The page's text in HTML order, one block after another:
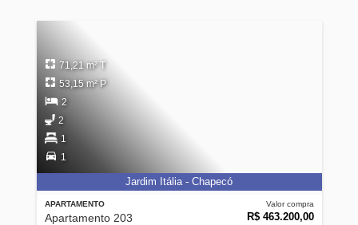
APARTAMENTO
Apartamento 203
Valor compra
R$ 463.200,00
71,21 m² T
53,15 m² P
2
2
1
1
Jardim Itália - Chapecó